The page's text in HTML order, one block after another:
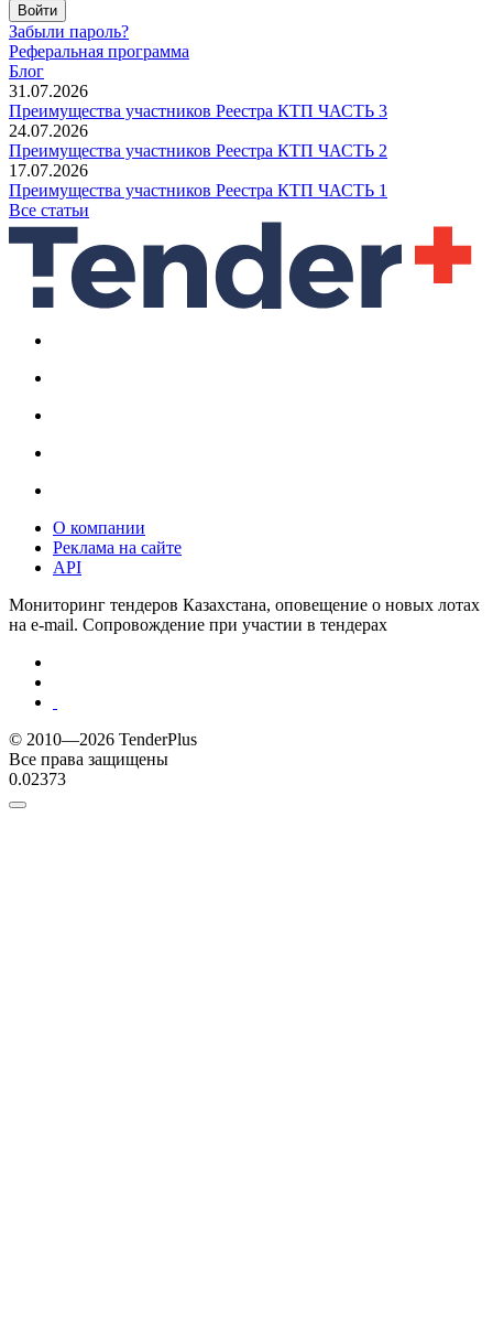
Войти
Забыли пароль?
Реферальная программа
Блог
31.07.2026
Преимущества участников Реестра КТП ЧАСТЬ 3
24.07.2026
Преимущества участников Реестра КТП ЧАСТЬ 2
17.07.2026
Преимущества участников Реестра КТП ЧАСТЬ 1
Все статьи
О компании
Реклама на сайте
API
Мониторинг тендеров Казахстана, оповещение о новых лотах
на e-mail. Сопровождение при участии в тендерах
© 2010—2026 TenderPlus
Все права защищены
0.02373